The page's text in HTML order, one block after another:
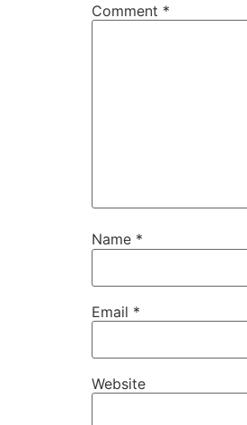
Comment *
Name *
Email *
Website